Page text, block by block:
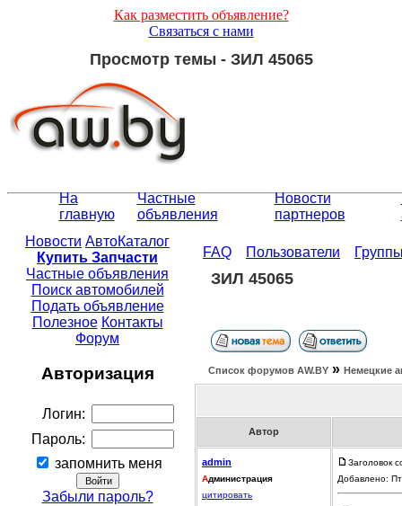
Как разместить объявление?
Связаться с нами
Просмотр темы - ЗИЛ 45065
На
главную
Частные
объявления
Новости
партнеров
Новости АвтоКаталог
Купить Запчасти
Частные объявления
Поиск автомобилей
Подать объявление
Полезное Контакты
Форум
Авторизация
Логин:
Пароль:
запомнить меня
Забыли пароль?
FAQ Пользователи
ЗИЛ 45065
Список форумов АW.BY » Немецкие
Автор
admin
Администрация
цитировать
Заголовок
Добавлено: